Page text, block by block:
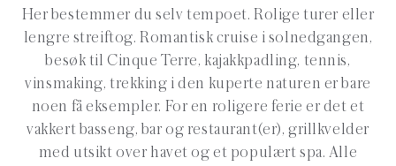
Her bestemmer du selv tempoet. Rolige turer eller
lengre streiftog. Romantisk cruise i solnedgangen,
besøk til Cinque Terre, kajakkpadling, tennis,
vinsmaking, trekking i den kuperte naturen er bare
noen få eksempler. For en roligere ferie er det et
vakkert basseng, bar og restaurant(er), grillkvelder
med utsikt over havet og et populært spa. Alle